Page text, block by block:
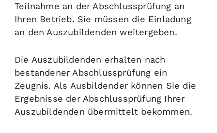
Teilnahme an der Abschlussprüfung an
Ihren Betrieb. Sie müssen die Einladung
an den Auszubildenden weitergeben.
Die Auszubildenden erhalten nach
bestandener Abschlussprüfung ein
Zeugnis. Als Ausbildender können Sie die
Ergebnisse der Abschlussprüfung Ihrer
Auszubildenden übermittelt bekommen.